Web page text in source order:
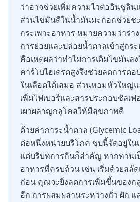
ว่าอาจช่วยเพิ่มความไวต่ออินซูลิน
ส่วนไขมันดีในน้ำมันมะกอกช่วยช
กระเพาะอาหาร หมายความว่าร่า
การย่อยและปล่อยน้ำตาลเข้าสู่กร
คือเหตุผลว่าทำไมการเติมไขมันล
คาร์โบไฮเดรตสูงจึงช่วยลดการต
ในเลือดได้เสมอ ส่วนหอมหัวใหญ่
เพิ่มไฟเบอร์และสารประกอบซัลเ
เผาผลาญกลูโคสให้มีสุขภาพดี
ด้วยค่าภาระน้ำตาล (Glycemic
ต่อหนึ่งหน่วยบริโภค ซุปนี้จัดอยู่ใ
แต่บริบทการกินก็สำคัญ หากทาน
อาหารที่ครบถ้วน เช่น เริ่มด้วยสลัด
ก่อน คุณจะยิ่งลดการเพิ่มขึ้นของก
อีก การผสมผสานระหว่างถั่ว ผัก